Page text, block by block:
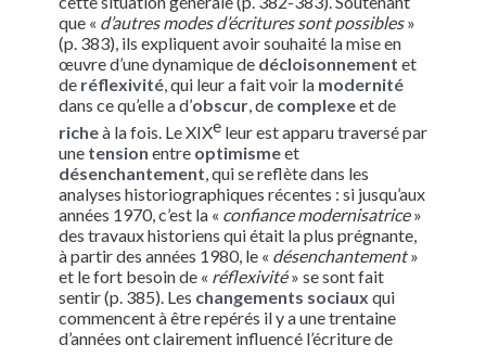
que « d’autres modes d’écritures sont possibles»
(p. 383), ils expliquent avoir souhaité la mise en
œuvre d’une dynamique de décloisonnement et
de réflexivité, qui leur a fait voir la modernité
dans ce qu’elle a d’obscur, de complexeet de
richeà la fois. Le XIXeleur est apparu traversé par
une tension entre optimismeet
désenchantement, qui se reflète dans les
analyses historiographiques récentes : si jusqu’aux
années 1970, c’est la « confiance modernisatrice»
des travaux historiens qui était la plus prégnante,
à partir des années 1980, le « désenchantement»
et le fort besoin de « réflexivité» se sont fait
sentir (p. 385). Les changements sociaux qui
commencent à être repérés il y a une trentaine
d’années ont clairement influencé l’écriture de